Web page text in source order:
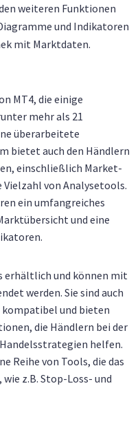
weiteren Funktionen
und Indikatoren
mit Marktdaten.
MT4, die einige
mehr als 21
überarbeitete
bietet auch den Händlern
einschließlich Market-
von Analysetools.
ein umfangreiches
und eine
erhältlich und können mit
werden. Sie sind auch
und bieten
die Händlern bei der
helfen.
Reihe von Tools, die das
z.B. Stop-Loss- und